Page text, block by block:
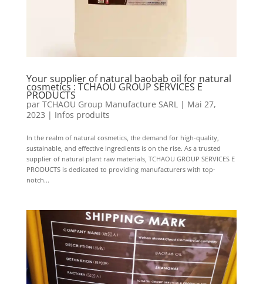
Your supplier of natural baobab oil for natural
cosmetics : TCHAOU GROUP SERVICES E
PRODUCTS
par TCHAOU Group Manufacture SARL | Mai 27,
2023 | Infos produits
In the realm of natural cosmetics, the demand for high-quality,
sustainable, and effective ingredients is on the rise. As a trusted
supplier of natural plant raw materials, TCHAOU GROUP SERVICES E
PRODUCTS is dedicated to providing manufacturers with top-
notch...